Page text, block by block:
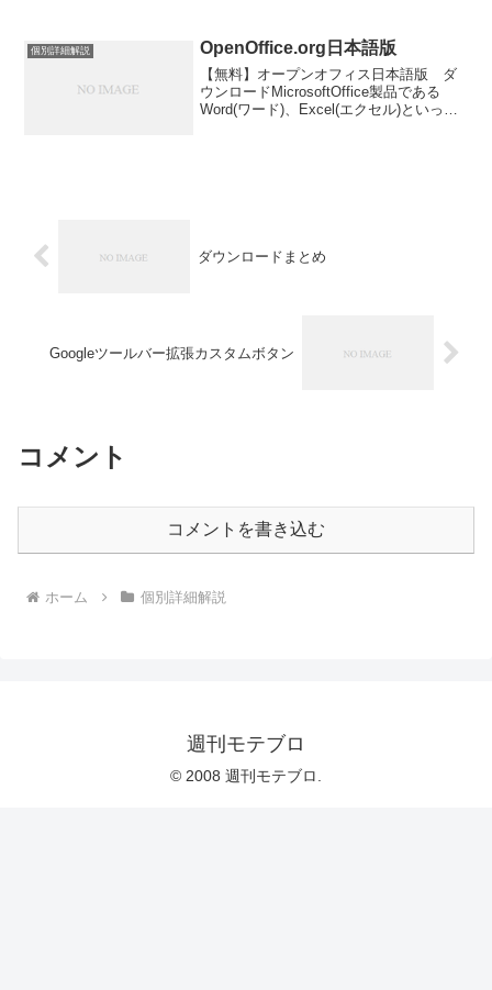
するだけで、複数のパソコンやスマート
フォンからも、同...
個別詳細解説 OpenOffice.org日本語版
【無料】オープンオフィス日本語版 ダ
ウンロードMicrosoftOffice製品である
Word(ワード)、Excel(エクセル)といった
ダウンロードまとめ
Googleツールバー拡張カスタムボタン
コメント
コメントを書き込む
ホーム 個別詳細解説
週刊モテブロ
© 2008 週刊モテブロ.